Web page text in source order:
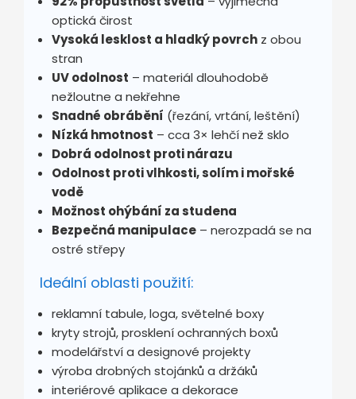
optická čirost
Vysoká lesklost a hladký povrch z obou
stran
UV odolnost – materiál dlouhodobě
nežloutne a nekřehne
Snadné obrábění (řezání, vrtání, leštění)
Nízká hmotnost – cca 3× lehčí než sklo
Dobrá odolnost proti nárazu
Odolnost proti vlhkosti, solím i mořské
vodě
Možnost ohýbání za studena
Bezpečná manipulace – nerozpadá se na
ostré střepy
Ideální oblasti použití:
reklamní tabule, loga, světelné boxy
kryty strojů, prosklení ochranných boxů
modelářství a designové projekty
výroba drobných stojánků a držáků
interiérové aplikace a dekorace